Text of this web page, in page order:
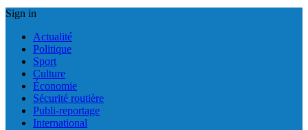
Sign in
Actualité
Politique
Sport
Culture
Économie
Sécurité routière
Publi-reportage
International